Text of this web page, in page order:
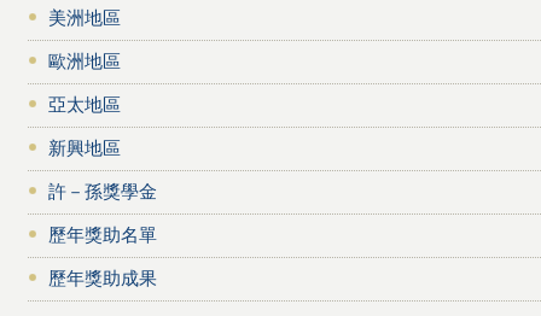
美洲地區
歐洲地區
亞太地區
新興地區
許－孫獎學金
歷年獎助名單
歷年獎助成果